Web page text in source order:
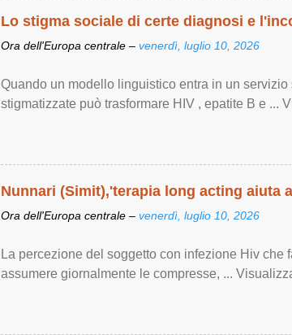
Lo stigma sociale di certe diagnosi e
Ora dell'Europa centrale – venerdì, luglio 10, 2026
Quando un modello linguistico entra in un
stigmatizzate può trasformare HIV , epatite B e ...
Nunnari (Simit),'terapia long acting aiuta
Ora dell'Europa centrale – venerdì, luglio 10, 2026
La percezione del soggetto con infezione Hiv
assumere giornalmente le compresse, ...